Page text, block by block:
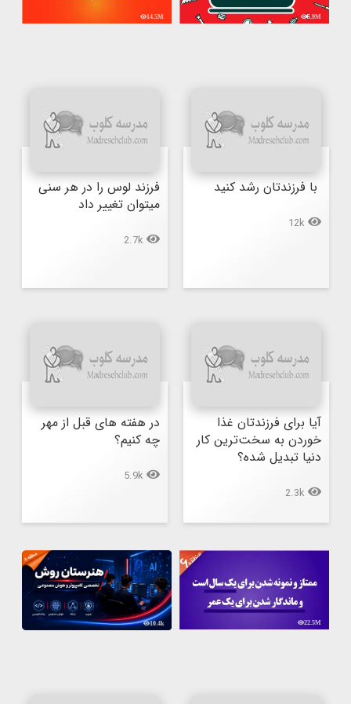
5.9M
14.5M
12k
فرزند لوس را در هر سنی
میتوان تغییر داد
2.7k
خوردن به سخت‌ترین کار
دنیا تبدیل شده؟
2.3k
در هفته های قبل از مهر
چه کنیم؟
5.9k
22.5M
10.4k